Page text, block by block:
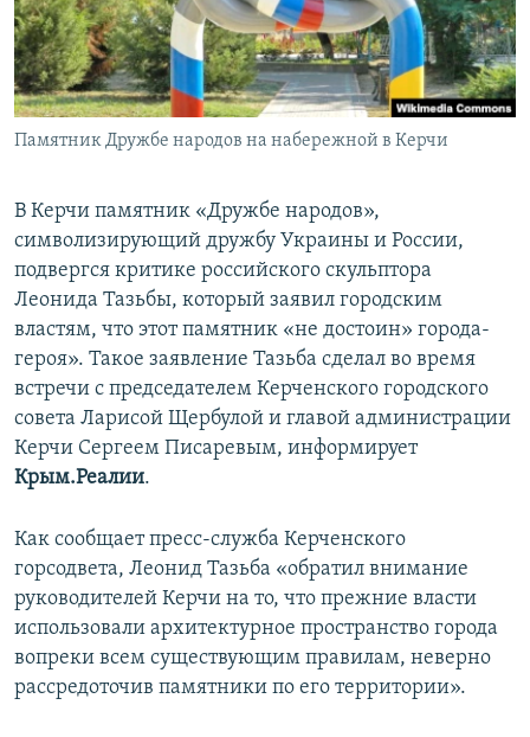
ПОБЕДИТЕЛЕЙ НЕ СУДЯТ?
КРЫМ.НЕПОКОРЕННЫЙ
ELIFBE
УКРАИНСКАЯ ПРОБЛЕМА КРЫМА
ПРИСОЕДИНЯЙТЕСЬ!
Памятник Дружбе народов на набережной в Керчи
В Керчи памятник «Дружбе народов»,
символизирующий дружбу Украины и России,
подвергся критике российского скульптора
Леонида Тазьбы, который заявил городским
властям, что этот памятник «не достоин» города-
героя». Такое заявление Тазьба сделал во время
встречи с председателем Керченского городского
совета Ларисой Щербулой и главой администрации
Керчи Сергеем Писаревым, информирует
Крым.Реалии.
Как сообщает пресс-служба Керченского
горсодвета, Леонид Тазьба «обратил внимание
руководителей Керчи на то, что прежние власти
использовали архитектурное пространство города
вопреки всем существующим правилам, неверно
рассредоточив памятники по его территории».